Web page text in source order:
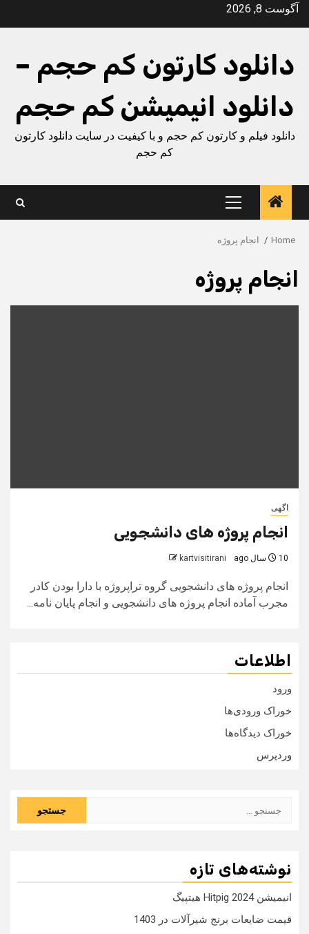
Skipآگوست 8, 2026
دانلود کارتون کم حجم –
دانلود انیمیشن کم حجم
دانلود فیلم و کارتون کم حجم و با کیفیت در سایت دانلود کارتون
کم حجم
Primary
Menu
Home انجام پروژه
انجام پروژه
اگهی
انجام پروژه های دانشجویی
10 سال ago kartvisitirani
انجام پروژه های دانشجویی گروه تراپروژه با دارا بودن کادر
مجرب آماده انجام پروژه های دانشجویی و انجام پایان نامه...
اطلاعات
ورود
خوراک ورودی‌ها
خوراک دیدگاه‌ها
وردپرس
نوشته‌های تازه
انیمیشن Hitpig 2024 هیتپیگ
قیمت ضایعات برنج شیرآلات در 1403